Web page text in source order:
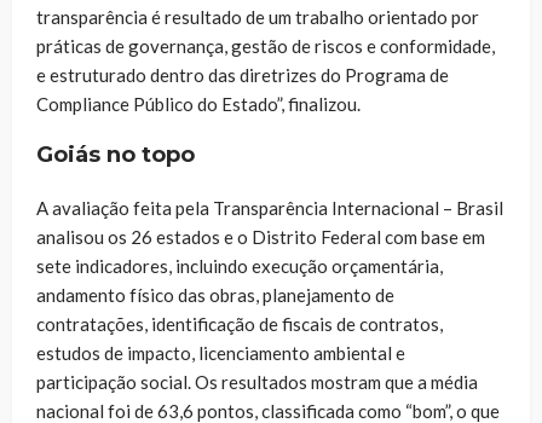
transparência é resultado de um trabalho orientado por
práticas de governança, gestão de riscos e conformidade,
e estruturado dentro das diretrizes do Programa de
Compliance Público do Estado”, finalizou.
Goiás no topo
A avaliação feita pela Transparência Internacional – Brasil
analisou os 26 estados e o Distrito Federal com base em
sete indicadores, incluindo execução orçamentária,
andamento físico das obras, planejamento de
contratações, identificação de fiscais de contratos,
estudos de impacto, licenciamento ambiental e
participação social. Os resultados mostram que a média
nacional foi de 63,6 pontos, classificada como “bom”, o que